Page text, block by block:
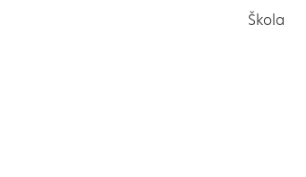
Škola